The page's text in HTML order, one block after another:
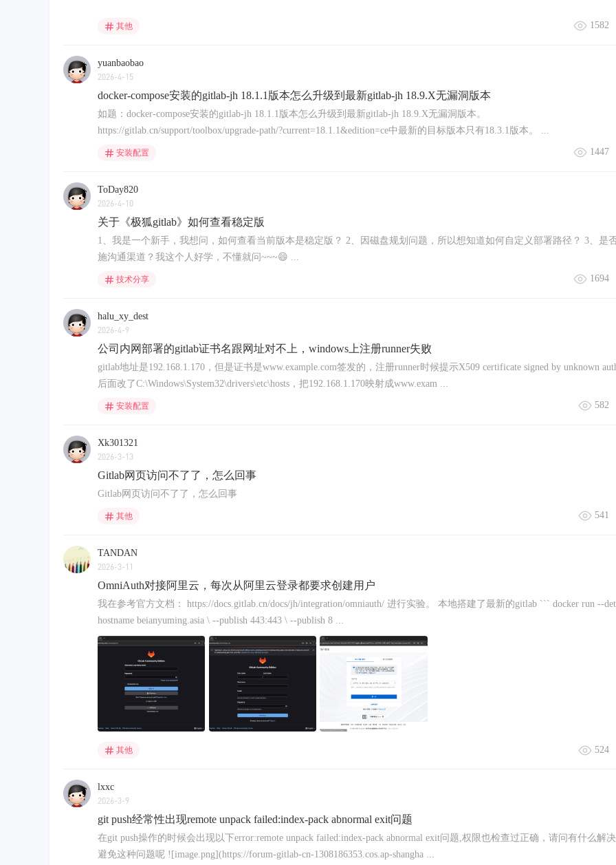
其他 1582
yuanbaobao
2026-4-15
docker-compose安装的gitlab-jh 18.1.1版本怎么升级到最新gitlab-jh 18.9.X无漏洞版本
如题：docker-compose安装的gitlab-jh 18.1.1版本怎么升级到最新gitlab-jh 18.9.X无漏洞版本。
https://gitlab.cn/support/toolbox/upgrade-path/?current=18.1.1&edition=ce中最新的目标版本只有18.3.1版本。 ...
安装配置 1447
ToDay820
2026-4-10
关于《极狐gitlab》如何查看稳定版
1、我是一个新手，我想问，如何查看当前版本是稳定版？ 2、因磁盘规划问题，所以想知道如何自定义部署路径？ 3、是
施沟通渠道？我这个人好学，不懂就问~~~😄 ...
技术分享 1694
halu_xy_dest
2026-4-9
公司内网部署的gitlab证书名跟网址对不上，windows上注册runner失败
gitlab地址是192.168.1.170，但是证书是www.example.com签发的，注册runner时候提示X509 certificate signed by unknown
后面改了C:\Windows\System32\drivers\etc\hosts，把192.168.1.170映射成www.exam ...
安装配置 582
Xk301321
2026-3-13
Gitlab网页访问不了了，怎么回事
Gitlab网页访问不了了，怎么回事
其他 541
TANDAN
2026-3-11
OmniAuth对接阿里云，每次从阿里云登录都要求创建用户
我在参考官方文档： https://docs.gitlab.cn/docs/jh/integration/omniauth/ 进行实验。 本地搭建了最新的gitlab ``` docker run --
hostname beianyuming.asia \ --publish 443:443 \ --publish 8 ...
其他 524
lxxc
2026-3-9
git push经常性出现remote unpack failed:index-pack abnormal exit问题
在git push操作的时候会出现以下error:remote unpack failed:index-pack abnormal exit问题,权限也检查过正确，请问有什么解
避免这种问题呢 ![image.png](https://forum-gitlab-cn-1308186353.cos.ap-shangha ...